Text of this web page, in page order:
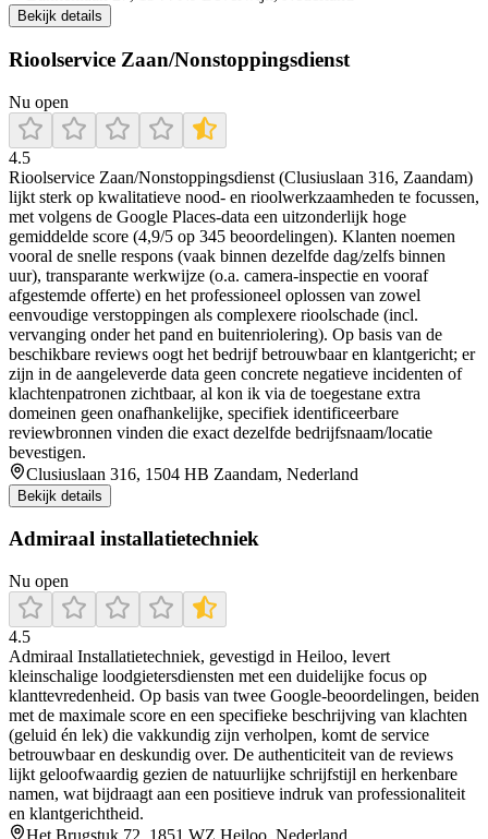
Bekijk details
Rioolservice Zaan/Nonstoppingsdienst
Nu open
4.5
Rioolservice Zaan/Nonstoppingsdienst (Clusiuslaan 316, Zaandam)
lijkt sterk op kwalitatieve nood- en rioolwerkzaamheden te focussen,
met volgens de Google Places-data een uitzonderlijk hoge
gemiddelde score (4,9/5 op 345 beoordelingen). Klanten noemen
vooral de snelle respons (vaak binnen dezelfde dag/zelfs binnen
uur), transparante werkwijze (o.a. camera-inspectie en vooraf
afgestemde offerte) en het professioneel oplossen van zowel
eenvoudige verstoppingen als complexere rioolschade (incl.
vervanging onder het pand en buitenriolering). Op basis van de
beschikbare reviews oogt het bedrijf betrouwbaar en klantgericht; er
zijn in de aangeleverde data geen concrete negatieve incidenten of
klachtenpatronen zichtbaar, al kon ik via de toegestane extra
domeinen geen onafhankelijke, specifiek identificeerbare
reviewbronnen vinden die exact dezelfde bedrijfsnaam/locatie
bevestigen.
Clusiuslaan 316, 1504 HB Zaandam, Nederland
Bekijk details
Admiraal installatietechniek
Nu open
4.5
Admiraal Installatietechniek, gevestigd in Heiloo, levert
kleinschalige loodgietersdiensten met een duidelijke focus op
klanttevredenheid. Op basis van twee Google-beoordelingen, beiden
met de maximale score en een specifieke beschrijving van klachten
(geluid én lek) die vakkundig zijn verholpen, komt de service
betrouwbaar en deskundig over. De authenticiteit van de reviews
lijkt geloofwaardig gezien de natuurlijke schrijfstijl en herkenbare
namen, wat bijdraagt aan een positieve indruk van professionaliteit
en klantgerichtheid.
Het Brugstuk 72, 1851 WZ Heiloo, Nederland